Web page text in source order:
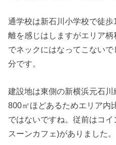
通学校は新石川小学校で徒
離を感じはしますがエリア
でネックにはなってこない
分です。
建設地は東側の新横浜元石
800㎡ほどあるためエリア内
ではないですね。従前はコ
スーンカフェ)がありました。